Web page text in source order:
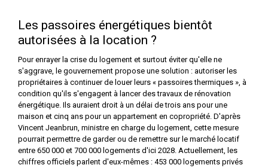
Les passoires énergétiques bientôt
autorisées à la location ?
Pour enrayer la crise du logement et surtout éviter qu'elle ne
s'aggrave, le gouvernement propose une solution : autoriser les
propriétaires à continuer de louer leurs « passoires thermiques », à
condition qu'ils s'engagent à lancer des travaux de rénovation
énergétique. Ils auraient droit à un délai de trois ans pour une
maison et cinq ans pour un appartement en copropriété. D'après
Vincent Jeanbrun, ministre en charge du logement, cette mesure
pourrait permettre de garder ou de remettre sur le marché locatif
entre 650 000 et 700 000 logements d'ici 2028. Actuellement, les
chiffres officiels parlent d'eux-mêmes : 453 000 logements privés